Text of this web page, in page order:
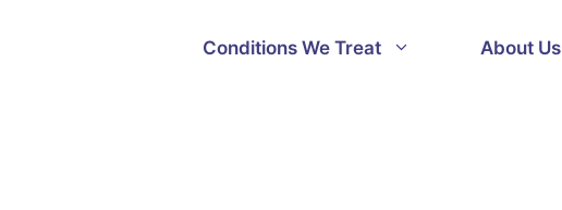
Conditions We Treat About Us